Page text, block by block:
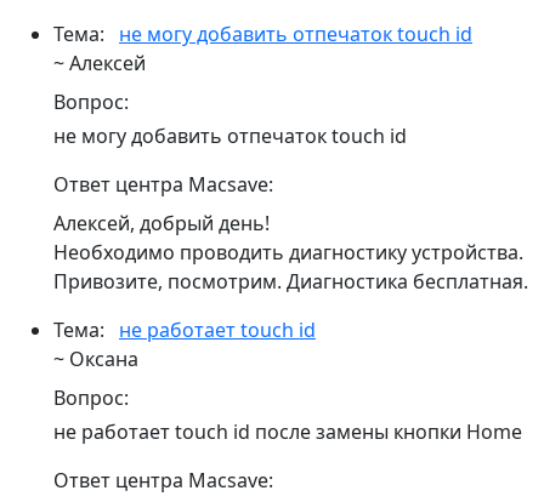
Тема:
не могу добавить отпечаток touch id
~ Алексей
Вопрос:
не могу добавить отпечаток touch id
Ответ центра Macsave:
Алексей, добрый день!
Необходимо проводить диагностику устройства.
Привозите, посмотрим. Диагностика бесплатная.
Тема:
не работает touch id
~ Оксана
Вопрос:
не работает touch id после замены кнопки Home
Ответ центра Macsave: